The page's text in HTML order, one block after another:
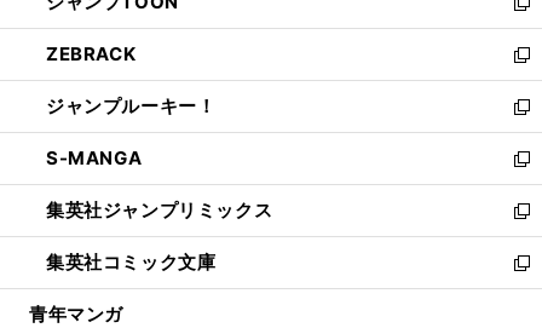
開
く
ウ
で
開
く
ィ
ン
ド
ウ
で
開
く
い
ウ
ィ
ン
ド
ウ
で
開
く
新
し
い
ウ
ィ
ン
ド
ウ
で
開
く
ZEBRACK
新
し
い
ウ
ィ
ン
ド
ウ
で
開
ジャンプルーキー！
新
し
い
ウ
ィ
ン
ド
ウ
S-MANGA
新
し
い
ウ
ィ
ン
集英社ジャンプリミックス
新
し
い
ウ
集英社コミック文庫
新
し
青年マンガ